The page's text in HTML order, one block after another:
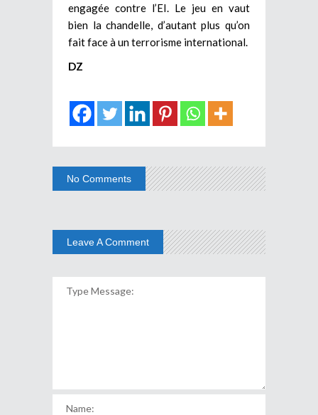
engagée contre l’EI. Le jeu en vaut
bien la chandelle, d’autant plus qu’on
fait face à un terrorisme international.
DZ
No Comments
Leave A Comment